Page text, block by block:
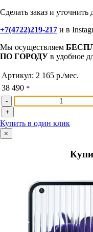
Сделать заказ и
+7(4722)219-217 и в
Мы осуществляем
ПО ГОРОДУ в удобное
Артикул: 2 165 р./мес.
38 490 *
-
+
Купить в один клик
×